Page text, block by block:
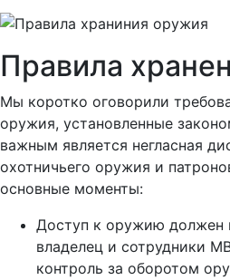
Правила
Мы коротко оговорили
оружия, установленные
важным является негласная
охотничьего оружия и
основные моменты:
Доступ к оружию должен
владелец и сотрудники
контроль за оборотом